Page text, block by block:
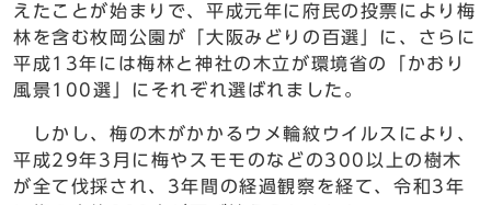
えたことが始まりで、平成元年に府民の投票により梅
林を含む枚岡公園が「大阪みどりの百選」に、さらに
平成13年には梅林と神社の木立が環境省の「かおり
風景100選」にそれぞれ選ばれました。
しかし、梅の木がかかるウメ輪紋ウイルスにより、
平成29年3月に梅やスモモのなどの300以上の樹木
が全て伐採され、3年間の経過観察を経て、令和3年